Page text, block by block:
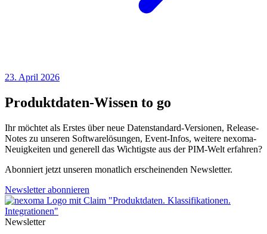
23. April 2026
Produktdaten-Wissen to go
Ihr möchtet als Erstes über neue Datenstandard-Versionen, Release-
Notes zu unseren Softwarelösungen, Event-Infos, weitere nexoma-
Neuigkeiten und generell das Wichtigste aus der PIM-Welt erfahren?
Abonniert jetzt unseren monatlich erscheinenden Newsletter.
Newsletter abonnieren
Newsletter